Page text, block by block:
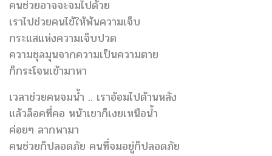
คนช่วยอาจจะจมไปด้วย
เราไปช่วยคนไข้ให้พ้นความเจ็บ
กระแสแห่งความเจ็บปวด
ความชุลมุนจากความเป็นความตาย
​ก็กระโจนเข้ามาหา
เวลาช่วยคนจมน้ำ .. เราอ้อมไปด้านหลัง
แล้วล็อคที่คอ หน้าเขาก็เงยเหนือน้ำ​
ค่อยๆ ลากพามา
คนช่วยก็ปลอดภัย คนที่จมอยู่ก็ปลอดภัย